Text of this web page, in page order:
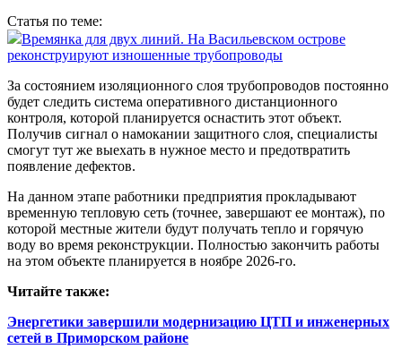
Статья по теме:
Времянка для двух линий. На Васильевском острове
реконструируют изношенные трубопроводы
За состоянием изоляционного слоя трубопроводов постоянно
будет следить система оперативного дистанционного
контроля, которой планируется оснастить этот объект.
Получив сигнал о намокании защитного слоя, специалисты
смогут тут же выехать в нужное место и предотвратить
появление дефектов.
На данном этапе работники предприятия прокладывают
временную тепловую сеть (точнее, завершают ее монтаж), по
которой местные жители будут получать тепло и горячую
воду во время реконструкции. Полностью закончить работы
на этом объекте планируется в ноябре 2026‑го.
Читайте также:
Энергетики завершили модернизацию ЦТП и инженерных
сетей в Приморском районе